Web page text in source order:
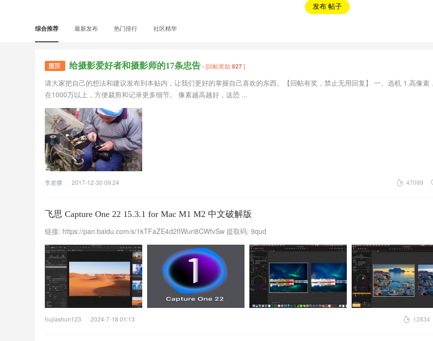
发布 帖子
综合推荐 最新发布 热门排行 社区精华
给摄影爱好者和摄影师的17条忠告-[回帖奖励827]
请大家把自己的想法和建议发布到本贴内，让我们更好的掌握自己喜欢的东西。【回帖有奖，禁止无用回复】 一、选机 1.高像素
在1000万以上，方便裁剪和记录更多细节。 像素越高越好，这恐 ...
李老骥 2017-12-30 09:24 47099
飞思 Capture One 22 15.3.1 for Mac M1 M2 中文破解版
链接: https://pan.baidu.com/s/1kTFaZE4d2fIWuri8CWfvSw 提取码: 9qud
hujiashun123 2024-7-18 01:13 12834